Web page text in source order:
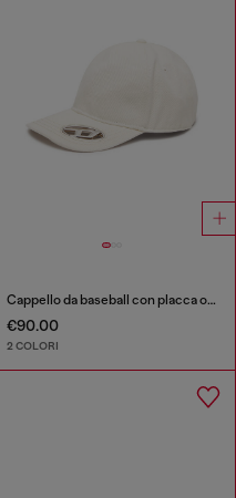
Cappello da baseball con placca oval D
€90.00
2 COLORI